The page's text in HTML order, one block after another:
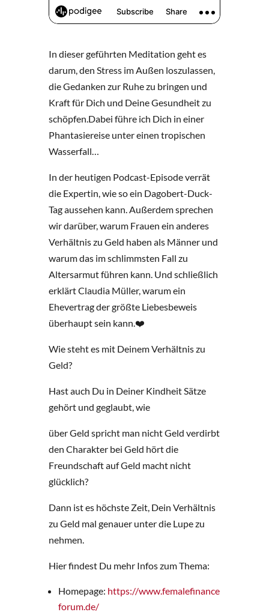
In dieser geführten Meditation geht es
darum, den Stress im Außen loszulassen,
die Gedanken zur Ruhe zu bringen und
Kraft für Dich und Deine Gesundheit zu
schöpfen.Dabei führe ich Dich in einer
Phantasiereise unter einen tropischen
Wasserfall…
In der heutigen Podcast-Episode verrät
die Expertin, wie so ein Dagobert-Duck-
Tag aussehen kann. Außerdem sprechen
wir darüber, warum Frauen ein anderes
Verhältnis zu Geld haben als Männer und
warum das im schlimmsten Fall zu
Altersarmut führen kann. Und schließlich
erklärt Claudia Müller, warum ein
Ehevertrag der größte Liebesbeweis
überhaupt sein kann.❤️
Wie steht es mit Deinem Verhältnis zu
Geld?
Hast auch Du in Deiner Kindheit Sätze
gehört und geglaubt, wie
über Geld spricht man nicht Geld verdirbt
den Charakter bei Geld hört die
Freundschaft auf Geld macht nicht
glücklich?
Dann ist es höchste Zeit, Dein Verhältnis
zu Geld mal genauer unter die Lupe zu
nehmen.
Hier findest Du mehr Infos zum Thema:
Homepage: https://www.femalefinance
forum.de/